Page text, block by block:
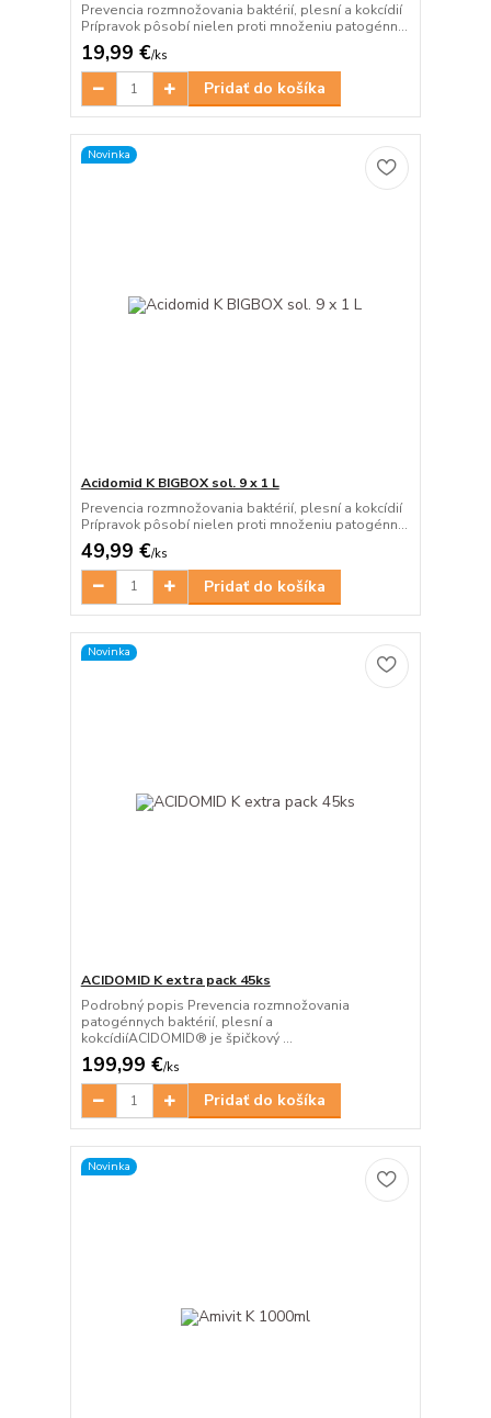
Prevencia rozmnožovania baktérií, plesní a kokcídií
Prípravok pôsobí nielen proti množeniu patogénn...
19,99 €/ks
Pridať do košíka
Novinka
Acidomid K BIGBOX sol. 9 x 1 L
Prevencia rozmnožovania baktérií, plesní a kokcídií
Prípravok pôsobí nielen proti množeniu patogénn...
49,99 €/ks
Pridať do košíka
Novinka
ACIDOMID K extra pack 45ks
Podrobný popis Prevencia rozmnožovania
patogénnych baktérií, plesní a
kokcídiíACIDOMID® je špičkový ...
199,99 €/ks
Pridať do košíka
Novinka